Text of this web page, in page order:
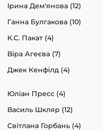
Ірина Дем'янова (12)
Ганна Булгакова (10)
К.С. Пакат (4)
Віра Агеєва (7)
Джек Кенфілд (4)
Юліан Пресс (4)
Василь Шкляр (12)
Світлана Горбань (4)